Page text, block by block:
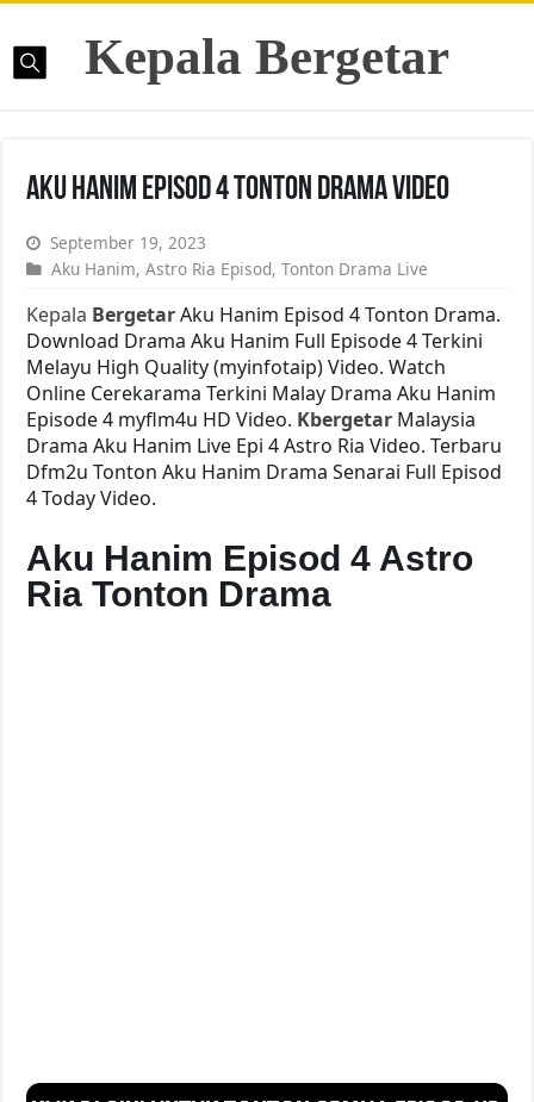
Kepala Bergetar
Aku Hanim Episod 4 Tonton Drama Video
September 19, 2023
Aku Hanim,Astro Ria Episod,Tonton Drama Live
Kepala BergetarAku Hanim Episod 4 Tonton Drama.
Download Drama Aku Hanim Full Episode 4 Terkini
Melayu High Quality (myinfotaip) Video. Watch
Online Cerekarama Terkini Malay Drama Aku Hanim
Episode 4 myflm4u HD Video. Kbergetar Malaysia
Drama Aku Hanim Live Epi 4 Astro Ria Video. Terbaru
Dfm2u Tonton Aku Hanim Drama Senarai Full Episod
4 Today Video.
Aku Hanim Episod 4 Astro
Ria Tonton Drama